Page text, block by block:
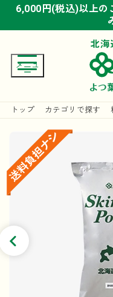
6,000円(税込)以上の
6,000円(税込)以上の
6,000円(税込)以上の
トップ カテゴリで探す